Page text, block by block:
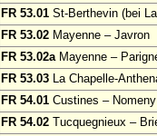
FR 53.01 St-Berthevin (bei
FR 53.02 Mayenne – Javron
FR 53.02aMayenne –
FR 53.03 La Chapelle-
FR 54.01 Custines – Nomeny
FR 54.02 Tucquegnieux –